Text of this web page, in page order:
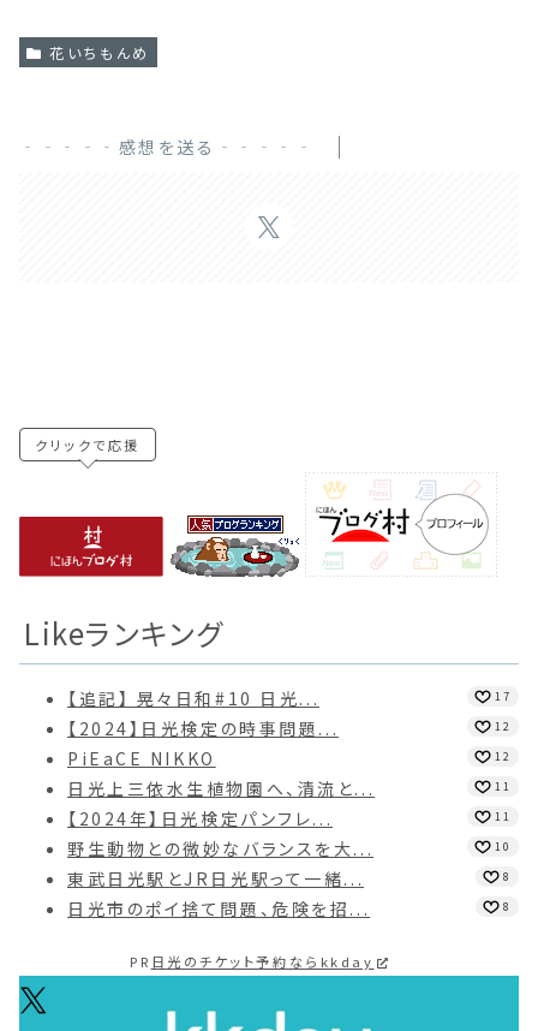
花いちもんめ
‐‐‐‐‐感想を送る‐‐‐‐‐
クリックで応援
Likeランキング
【追記】 晃々日和#10 日光... 17
【2024】日光検定の時事問題... 12
PiEaCE NIKKO 12
日光上三依水生植物園へ、清流と... 11
【2024年】日光検定パンフレ... 11
野生動物との微妙なバランスを大... 10
東武日光駅とJR日光駅って一緒... 8
日光市のポイ捨て問題、危険を招... 8
PR 日光のチケット予約ならkkday